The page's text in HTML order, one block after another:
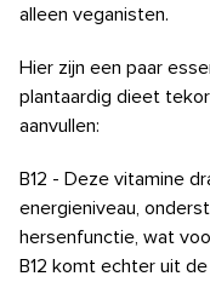
alleen veganisten.
Hier zijn een paar
plantaardig dieet
aanvullen:
B12 - Deze vitamine
energieniveau,
hersenfunctie, wat
B12 komt echter uit